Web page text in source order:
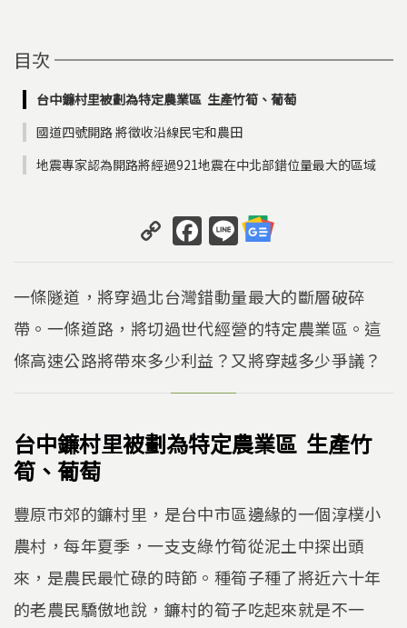
目次
台中鐮村里被劃為特定農業區 生產竹筍、葡萄
國道四號開路 將徵收沿線民宅和農田
地震專家認為開路將經過921地震在中北部錯位量最大的區域
C
o
p
y
Li
n
k
F
a
c
e
b
o
o
k
Li
n
e
一條隧道，將穿過北台灣錯動量最大的斷層破碎
帶。一條道路，將切過世代經營的特定農業區。這
條高速公路將帶來多少利益？又將穿越多少爭議？
台中鐮村里被劃為特定農業區 生產竹
筍、葡萄
豐原市郊的鐮村里，是台中市區邊緣的一個淳樸小
農村，每年夏季，一支支綠竹筍從泥土中探出頭
來，是農民最忙碌的時節。種筍子種了將近六十年
的老農民驕傲地說，鐮村的筍子吃起來就是不一